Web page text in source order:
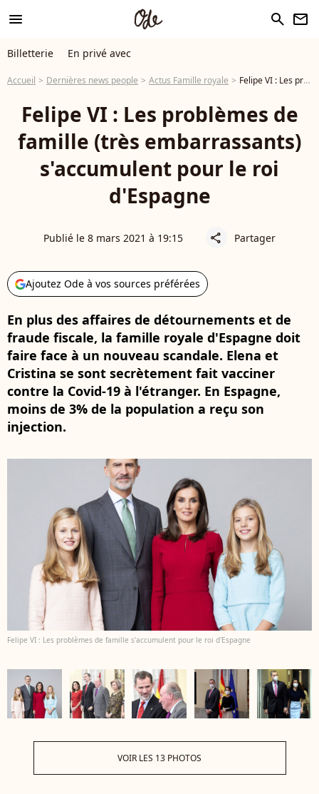
menu search newsletter
Billetterie En privé avec
Accueil Dernières news people Actus Famille royale Felipe VI : Les problèmes de famille (très embarrassants) s'accumulent pour le roi d'Espagne
Felipe VI : Les problèmes de
famille (très embarrassants)
s'accumulent pour le roi
d'Espagne
Publié le 8 mars 2021 à 19:15 share Partager
Ajoutez Ode à vos sources préférées
En plus des affaires de détournements et de
fraude fiscale, la famille royale d'Espagne doit
faire face à un nouveau scandale. Elena et
Cristina se sont secrètement fait vacciner
contre la Covid-19 à l'étranger. En Espagne,
moins de 3% de la population a reçu son
injection.
Felipe VI : Les problèmes de famille s'accumulent pour le roi d'Espagne
VOIR LES 13 PHOTOS